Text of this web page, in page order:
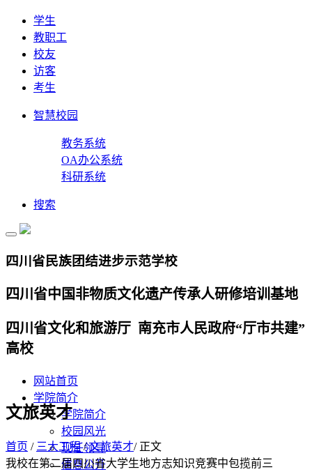
学生
教职工
校友
访客
考生
智慧校园
教务系统
OA办公系统
科研系统
搜索
四川省民族团结进步示范学校
四川省中国非物质文化遗产传承人研修培训基地
四川省文化和旅游厅 南充市人民政府“厅市共建”
高校
网站首页
学院简介
学院简介
校园风光
现任领导
信息公开
文旅英才
首页 / 三大工程/文旅英才/ 正文
我校在第二届四川省大学生地方志知识竞赛中包揽前三